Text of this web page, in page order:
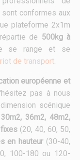
conformes aux
plateforme 2x1m
de 500kg à
se range et se
de transport.
européenne et
pas à nous
scénique
30m2, 36m2, 48m2,
(20, 40, 60, 50,
en hauteur (30-40,
100-180 ou 120-